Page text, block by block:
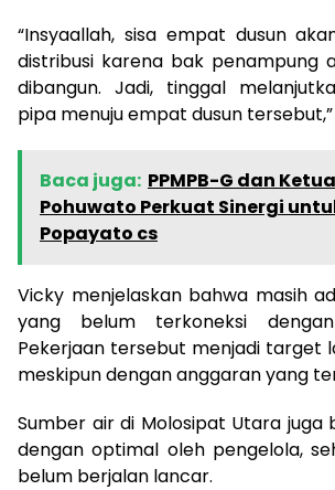
“Insyaallah, sisa empat dusun
distribusi karena bak penampung
dibangun. Jadi, tinggal
pipa menuju empat dusun
Baca juga: PPMPB-G dan Ketua
Pohuwato Perkuat Sinergi
Popayato cs
Vicky menjelaskan bahwa masih
yang belum terkoneksi
Pekerjaan tersebut menjadi target
meskipun dengan anggaran yang
Sumber air di Molosipat Utara juga
dengan optimal oleh pengelola,
belum berjalan lancar.